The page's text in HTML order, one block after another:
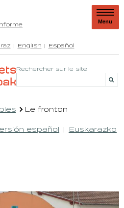
English Español
Rechercher sur le site
Menu
Le fronton
español
Euskarazko